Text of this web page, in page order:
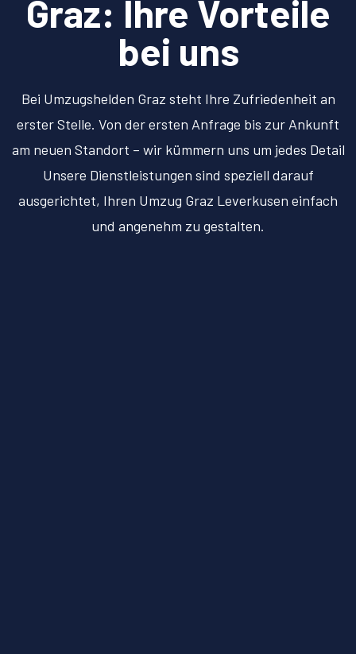
Graz: Ihre Vorteile
bei uns
Bei Umzugshelden Graz steht Ihre Zufriedenheit an
erster Stelle. Von der ersten Anfrage bis zur Ankunft
am neuen Standort – wir kümmern uns um jedes Detail
Unsere Dienstleistungen sind speziell darauf
ausgerichtet, Ihren Umzug Graz Leverkusen einfach
und angenehm zu gestalten.